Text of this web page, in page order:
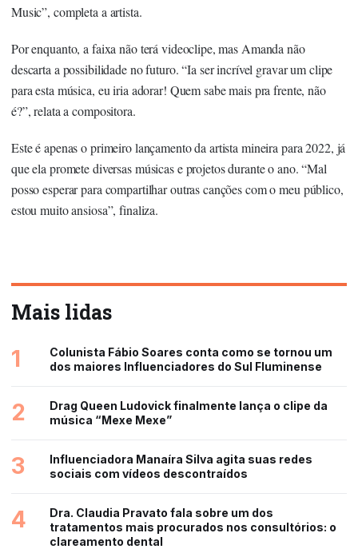
Music”, completa a artista.
Por enquanto, a faixa não terá videoclipe, mas Amanda não
descarta a possibilidade no futuro. “Ia ser incrível gravar um clipe
para esta música, eu iria adorar! Quem sabe mais pra frente, não
é?”, relata a compositora.
Este é apenas o primeiro lançamento da artista mineira para 2022, já
que ela promete diversas músicas e projetos durante o ano. “Mal
posso esperar para compartilhar outras canções com o meu público,
estou muito ansiosa”, finaliza.
Mais lidas
1
Colunista Fábio Soares conta como se tornou um
dos maiores Influenciadores do Sul Fluminense
2
Drag Queen Ludovick finalmente lança o clipe da
música “Mexe Mexe”
3
Influenciadora Manaíra Silva agita suas redes
sociais com vídeos descontraídos
4
Dra. Claudia Pravato fala sobre um dos
tratamentos mais procurados nos consultórios: o
clareamento dental